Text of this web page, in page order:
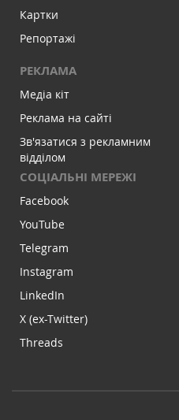
Картки
Репортажі
РЕКЛАМА
Медіа кіт
Реклама на сайті
Зв'язатися з рекламним
відділом
СОЦІАЛЬНІ МЕРЕЖІ
Facebook
YouTube
Telegram
Instagram
LinkedIn
X (ex-Twitter)
Threads